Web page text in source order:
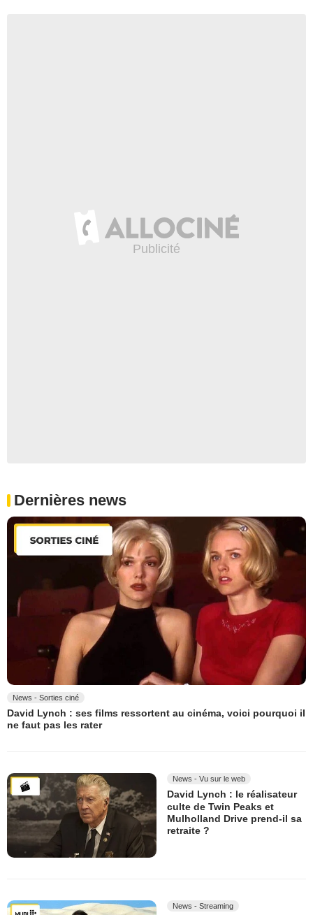
Dernières news
News - Sorties ciné
David Lynch : ses films ressortent au cinéma, voici pourquoi il
ne faut pas les rater
News - Vu sur le web
David Lynch : le réalisateur
culte de Twin Peaks et
Mulholland Drive prend-il sa
retraite ?
News - Streaming